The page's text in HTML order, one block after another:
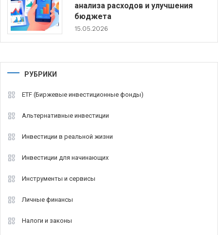
анализа расходов и улучшения
бюджета
15.05.2026
РУБРИКИ
ETF (Биржевые инвестиционные фонды)
Альтернативные инвестиции
Инвестиции в реальной жизни
Инвестиции для начинающих
Инструменты и сервисы
Личные финансы
Налоги и законы